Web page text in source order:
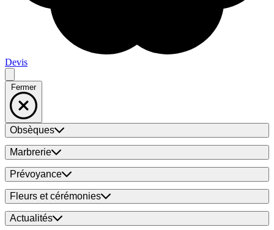
Devis
Fermer
Obsèques
Marbrerie
Prévoyance
Fleurs et cérémonies
Actualités